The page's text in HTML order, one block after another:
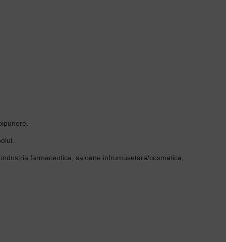
farmaceutica, saloane infrumusetare/cosmetica,